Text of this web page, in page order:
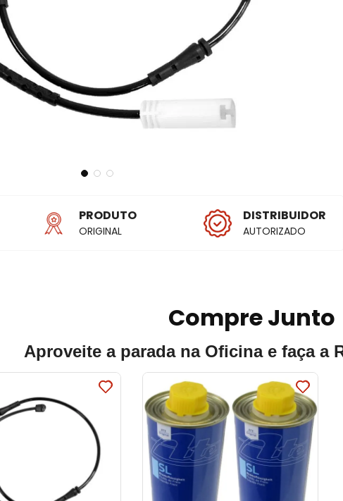
PRODUTO
ORIGINAL
DISTRIBUIDOR
AUTORIZADO
Compre Junto
Aproveite a parada na Oficina e faça a